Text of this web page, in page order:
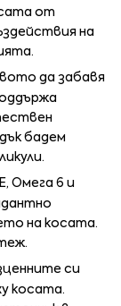
от
на
да забавя
бадем
Омега 6 и
на косата.
си
косата.